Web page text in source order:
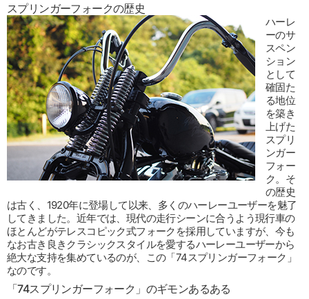
スプリンガーフォークの歴史
ハーレ
ーのサ
スペン
ション
として
確固た
る地位
を築き
上げた
スプリ
ンガー
フォー
ク。そ
の歴史
は古く、1920年に登場して以来、多くのハーレーユーザーを魅了
してきました。近年では、現代の走行シーンに合うよう現行車の
ほとんどがテレスコピック式フォークを採用していますが、今も
なお古き良きクラシックスタイルを愛するハーレーユーザーから
絶大な支持を集めているのが、この「74スプリンガーフォーク」
なのです。
「74スプリンガーフォーク」のギモンあるある